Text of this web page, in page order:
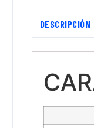
DESCRIPCIÓN